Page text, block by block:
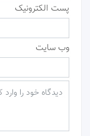
پست الکترونیک
وب سایت